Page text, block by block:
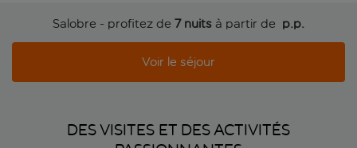
Salobre - profitez de 7 nuits à partir de p.p.
Voir le séjour
DES VISITES ET DES ACTIVITÉS